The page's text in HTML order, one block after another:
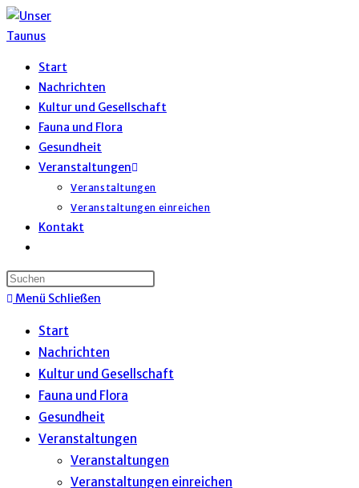
Zum
Inhalt
Start
Nachrichten
Kultur und Gesellschaft
Fauna und Flora
Gesundheit
Veranstaltungen
Veranstaltungen
Veranstaltungen einreichen
Kontakt
umschalten
Menü Schließen
Start
Nachrichten
Kultur und Gesellschaft
Fauna und Flora
Gesundheit
Veranstaltungen
Veranstaltungen
Veranstaltungen einreichen